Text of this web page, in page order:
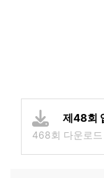
제48회
468회 다운로드